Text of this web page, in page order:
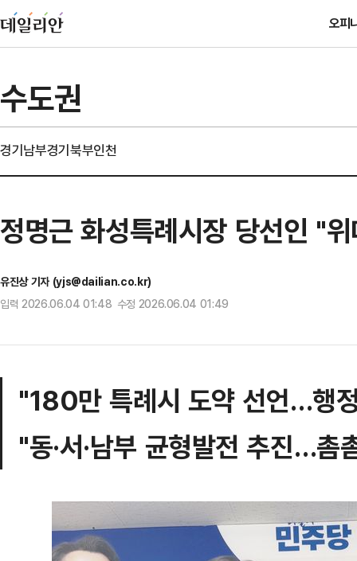
오피
수도권
경기남부경기북부인천
정명근 화성특례시장 당선인 "
유진상 기자 (yjs@dailian.co.kr)
입력 2026.06.04 01:48 수정 2026.06.04 01:49
"180만 특례시 도약 선언…행
"동·서·남부 균형발전 추진…촘